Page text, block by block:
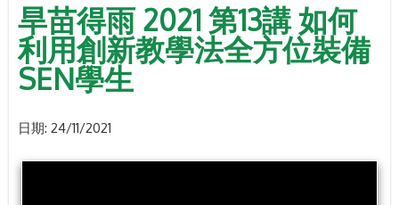
旱苗得雨 2021 第13講 如何
利用創新教學法全方位裝備
SEN學生
日期: 24/11/2021